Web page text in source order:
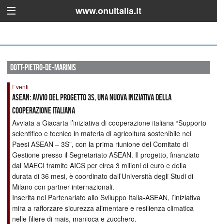
www.onuitalia.it
dott-pietro-de-marinis
Eventi
ASEAN: Avvio del progetto 3S, una nuova iniziativa della
Cooperazione Italiana
Avviata a Giacarta l’iniziativa di cooperazione italiana “Supporto
scientifico e tecnico in materia di agricoltura sostenibile nei
Paesi ASEAN – 3S”, con la prima riunione del Comitato di
Gestione presso il Segretariato ASEAN. Il progetto, finanziato
dal MAECI tramite AICS per circa 3 milioni di euro e della
durata di 36 mesi, è coordinato dall’Università degli Studi di
Milano con partner internazionali.
Inserita nel Partenariato allo Sviluppo Italia-ASEAN, l’iniziativa
mira a rafforzare sicurezza alimentare e resilienza climatica
nelle filiere di mais, manioca e zucchero.